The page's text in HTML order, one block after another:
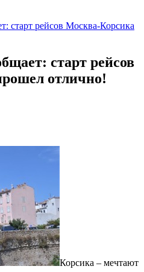
старт рейсов Москва-Корсика
старт рейсов
отлично!
Корсика – мечтают